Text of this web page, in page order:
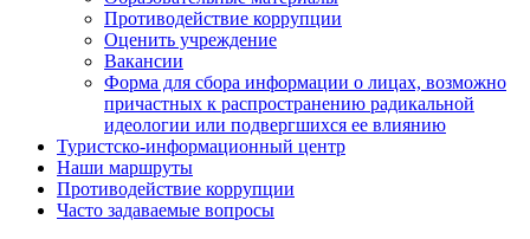
Противодействие коррупции
Оценить учреждение
Вакансии
Форма для сбора информации о лицах, возможно
причастных к распространению радикальной
идеологии или подвергшихся ее влиянию
Туристско-информационный центр
Наши маршруты
Противодействие коррупции
Часто задаваемые вопросы